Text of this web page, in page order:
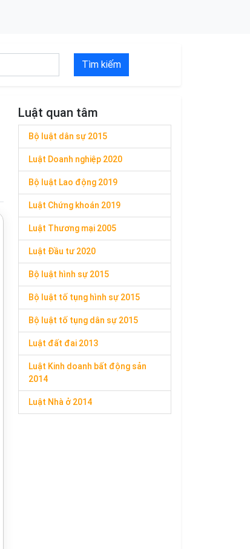
Tìm kiếm
Luật quan tâm
Bộ luật dân sự 2015
Luật Doanh nghiệp 2020
Bộ luật Lao động 2019
Luật Chứng khoán 2019
Luật Thương mại 2005
Luật Đầu tư 2020
Bộ luật hình sự 2015
Bộ luật tố tụng hình sự 2015
Bộ luật tố tụng dân sự 2015
Luật đất đai 2013
Luật Kinh doanh bất động sản
2014
Luật Nhà ở 2014